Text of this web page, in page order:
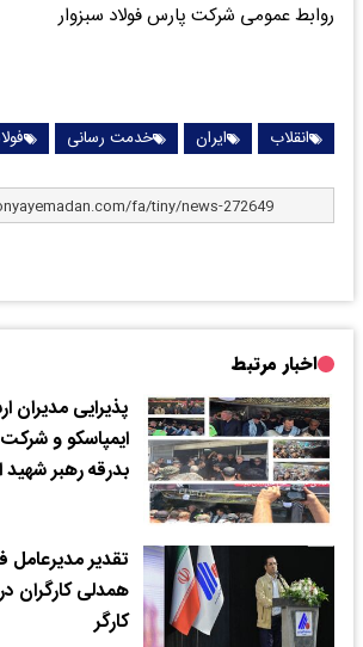
روابط عمومی شرکت پارس فولاد سبزوار
انقلاب ایران خدمت رسانی
اخبار مرتبط
پذیرایی مدیران
ایمپاسکو و شرکت
بدرقه رهبر شهید
تقدیر مدیرعامل
همدلی کارگران
کارگر